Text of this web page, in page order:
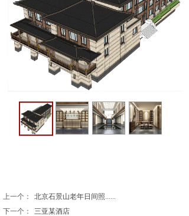
上一个：
北京石景山老年日间照......
下一个：
三亚某酒店